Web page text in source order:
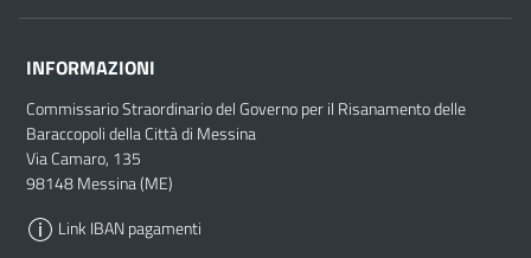
INFORMAZIONI
Commissario Straordinario del Governo per il Risanamento delle
Baraccopoli della Città di Messina
Via Camaro, 135
98148 Messina (ME)
Link IBAN pagamenti